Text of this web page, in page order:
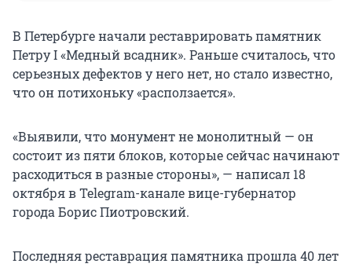
В Петербурге начали реставрировать памятник
Петру I «Медный всадник». Раньше считалось, что
серьезных дефектов у него нет, но стало известно,
что он потихоньку «расползается».
«Выявили, что монумент не монолитный — он
состоит из пяти блоков, которые сейчас начинают
расходиться в разные стороны», — написал 18
октября в Telegram-канале вице-губернатор
города Борис Пиотровский.
Последняя реставрация памятника прошла 40 лет